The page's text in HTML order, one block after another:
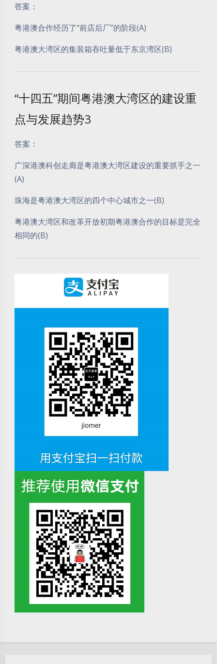
答案：
粤港澳合作经历了“前店后厂”的阶段(A)
粤港澳大湾区的集装箱吞吐量低于东京湾区(B)
“十四五”期间粤港澳大湾区的建设重
点与发展趋势3
答案：
广深港澳科创走廊是粤港澳大湾区建设的重要抓手之一
(A)
珠海是粤港澳大湾区的四个中心城市之一(B)
粤港澳大湾区和改革开放初期粤港澳合作的目标是完全
相同的(B)